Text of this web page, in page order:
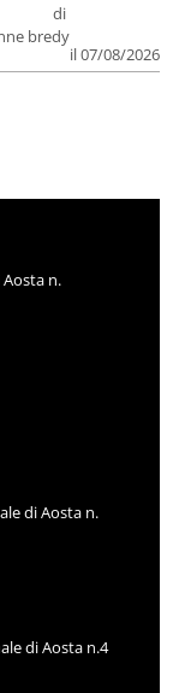
di
bredy
il 07/08/2026
n.
di Aosta n.
di Aosta n.4